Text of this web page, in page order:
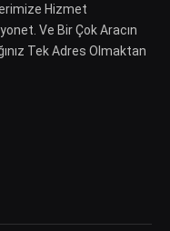
Hizmet
Ve Bir Çok Aracın
Tek Adres Olmaktan